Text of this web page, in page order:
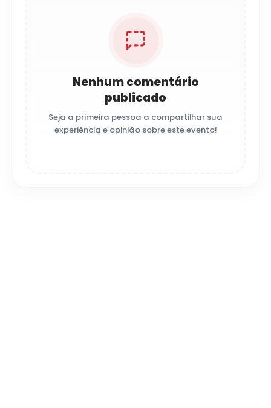
Nenhum comentário
publicado
Seja a primeira pessoa a compartilhar sua
experiência e opinião sobre este evento!